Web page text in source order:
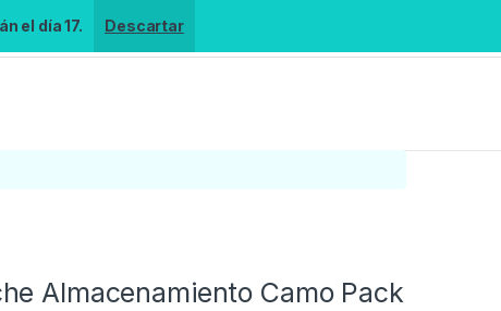
el día 17. Descartar
Almacenamiento Camo Pack